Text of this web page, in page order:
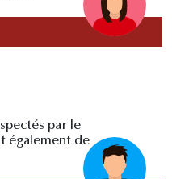
par le
également de